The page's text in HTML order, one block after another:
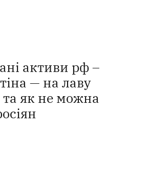
активи рф –
— на лаву
та як не можна